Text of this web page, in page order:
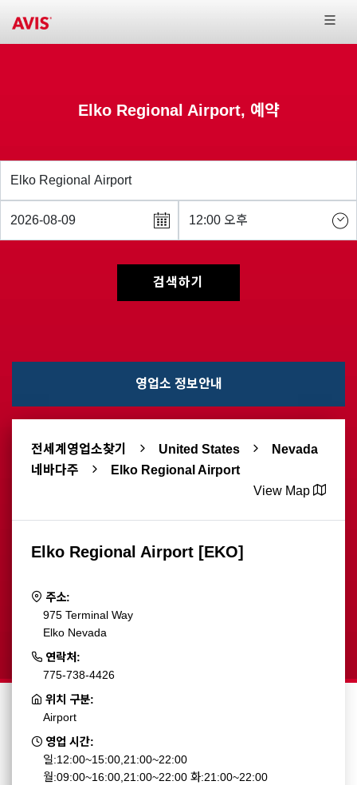
Elko Regional Airport, 예약
검색하기
영업소 정보안내
전세계영업소찾기 United States
Nevada
네바다주
Elko Regional Airport
View Map
Elko Regional Airport [EKO]
주소:
975 Terminal Way
Elko Nevada
연락처:
775-738-4426
위치 구분:
Airport
영업 시간:
일:12:00~15:00,21:00~22:00
월:09:00~16:00,21:00~22:00 화:21:00~22:00